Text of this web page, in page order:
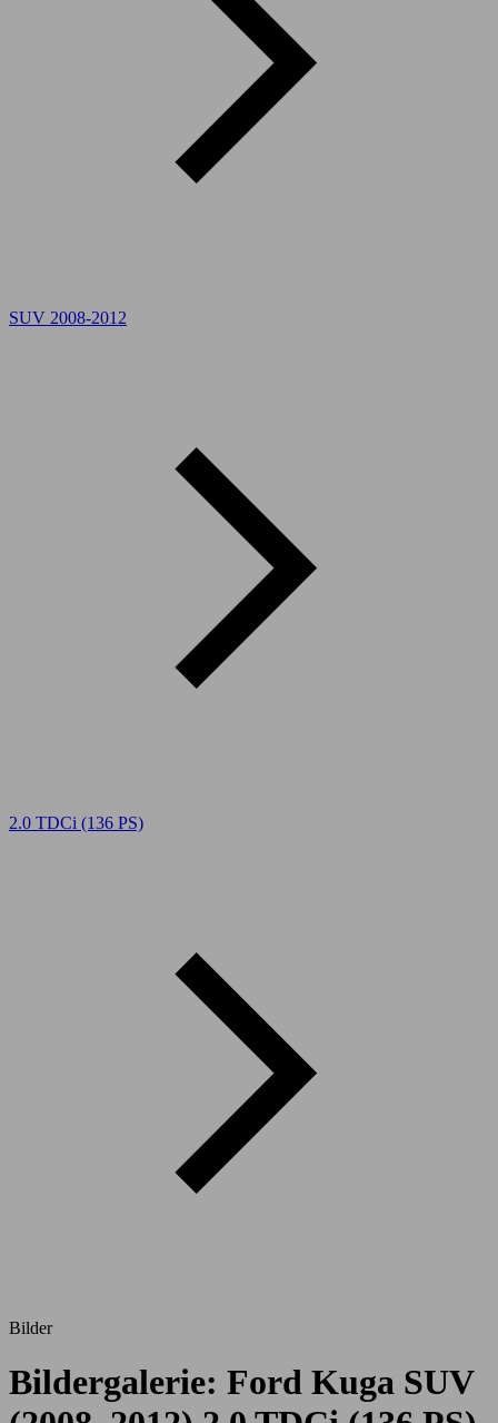
SUV 2008-2012
2.0 TDCi (136 PS)
Bilder
Bildergalerie: Ford Kuga SUV